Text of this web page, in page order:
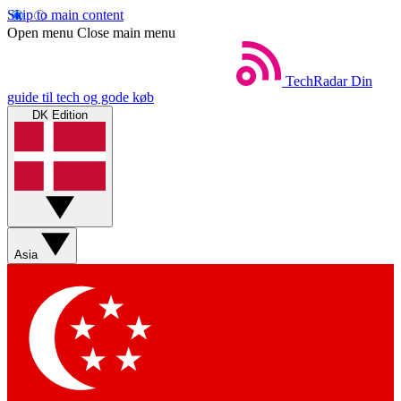
Skip to main content
Open menu Close main menu
TechRadar Din
guide til tech og gode køb
DK Edition
Asia